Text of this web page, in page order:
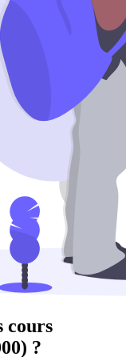
cours
?